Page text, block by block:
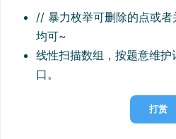
// 暴力枚举可删除的点或
均可~
线性扫描数组，按题意维
口。
打赏